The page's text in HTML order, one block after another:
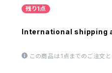
残り1点
International shipping
この商品は1点までのご注文と